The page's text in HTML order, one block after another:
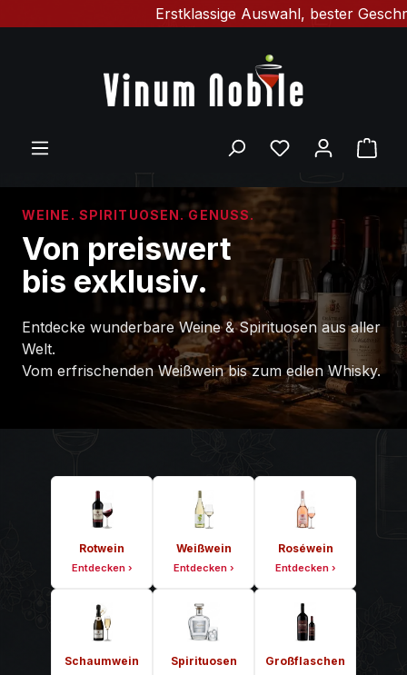
Zum Hauptinhalt springenErstklassige Auswahl, bester Geschmack
Du hast 0
WEINE. SPIRITUOSEN. GENUSS.
Von preiswert
bis exklusiv.
Entdecke wunderbare Weine & Spirituosen aus aller
Welt.
Vom erfrischenden Weißwein bis zum edlen Whisky.
Rotwein
Entdecken ›
Weißwein
Entdecken ›
Roséwein
Entdecken ›
Schaumwein Spirituosen Großflaschen